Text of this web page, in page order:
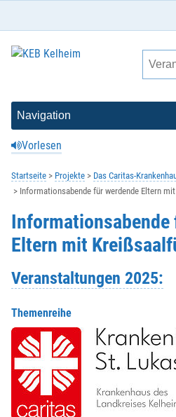
Vorlesen
Startseite Projekte
Das Caritas-
Informationsabende für werdende Eltern
Informationsabende
Eltern mit
Veranstaltungen 2025:
Themenreihe